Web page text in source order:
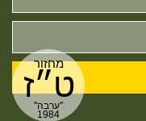
מחזור
ט״ז
"ערבה"
1984